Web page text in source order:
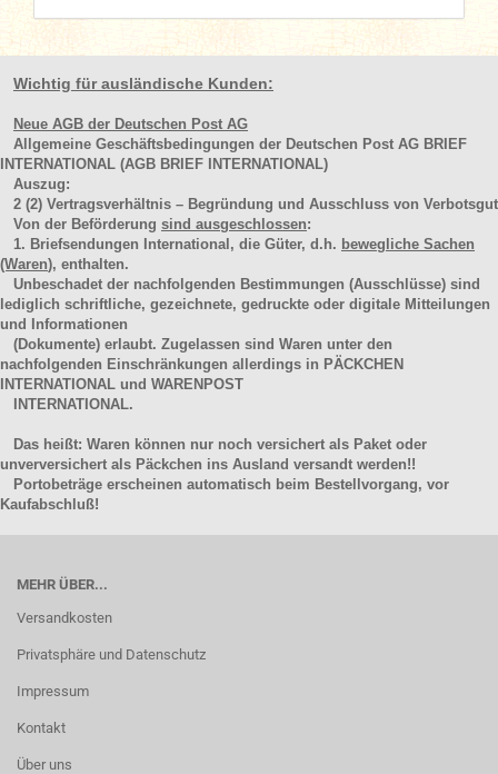
Wichtig für ausländische Kunden:
Neue AGB der Deutschen Post AG
Allgemeine Geschäftsbedingungen der Deutschen Post AG BRIEF
INTERNATIONAL (AGB BRIEF INTERNATIONAL)
Auszug:
2 (2) Vertragsverhältnis – Begründung und Ausschluss von Verbotsgut
Von der Beförderung sind ausgeschlossen:
1. Briefsendungen International, die Güter, d.h. bewegliche Sachen
(Waren), enthalten.
Unbeschadet der nachfolgenden Bestimmungen (Ausschlüsse) sind
lediglich schriftliche, gezeichnete, gedruckte oder digitale Mitteilungen
und Informationen
(Dokumente) erlaubt. Zugelassen sind Waren unter den
nachfolgenden Einschränkungen allerdings in PÄCKCHEN
INTERNATIONAL und WARENPOST
INTERNATIONAL.
Das heißt: Waren können nur noch versichert als Paket oder
unverversichert als Päckchen ins Ausland versandt werden!!
Portobeträge erscheinen automatisch beim Bestellvorgang, vor
Kaufabschluß!
MEHR ÜBER...
Versandkosten
Privatsphäre und Datenschutz
Impressum
Kontakt
Über uns